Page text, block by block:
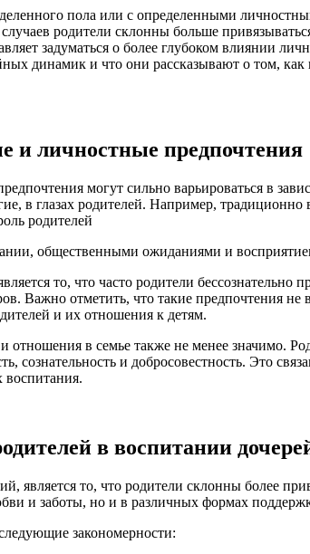
пола или с определенными
родители склонны больше
задуматься о более глубоком влиянии
динамик и что они рассказывают о том,
и личностные предпочтения
могут сильно варьироваться в
в глазах родителей. Например,
общественными ожиданиями и
то, что часто родители
Важно отметить, что такие предпочтения
и их отношения к детям.
отношения в семье также не менее значимо.
и добросовестность. Это
воспитания.
в воспитании
является то, что родители склонны более
и заботы, но и в различных формах
закономерности: